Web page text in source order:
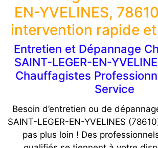
EN-YVELINES,
intervention rapide
Entretien et Dépannage
SAINT-LEGER-EN-
Chauffagistes
Service
Besoin d’entretien ou de
SAINT-LEGER-EN-YVELINES
pas plus loin ! Des